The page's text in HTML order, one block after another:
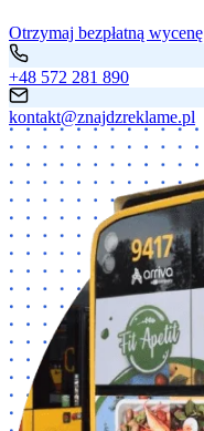
Otrzymaj bezpłatną wycenę
+48 572 281 890
kontakt@znajdzreklame.pl